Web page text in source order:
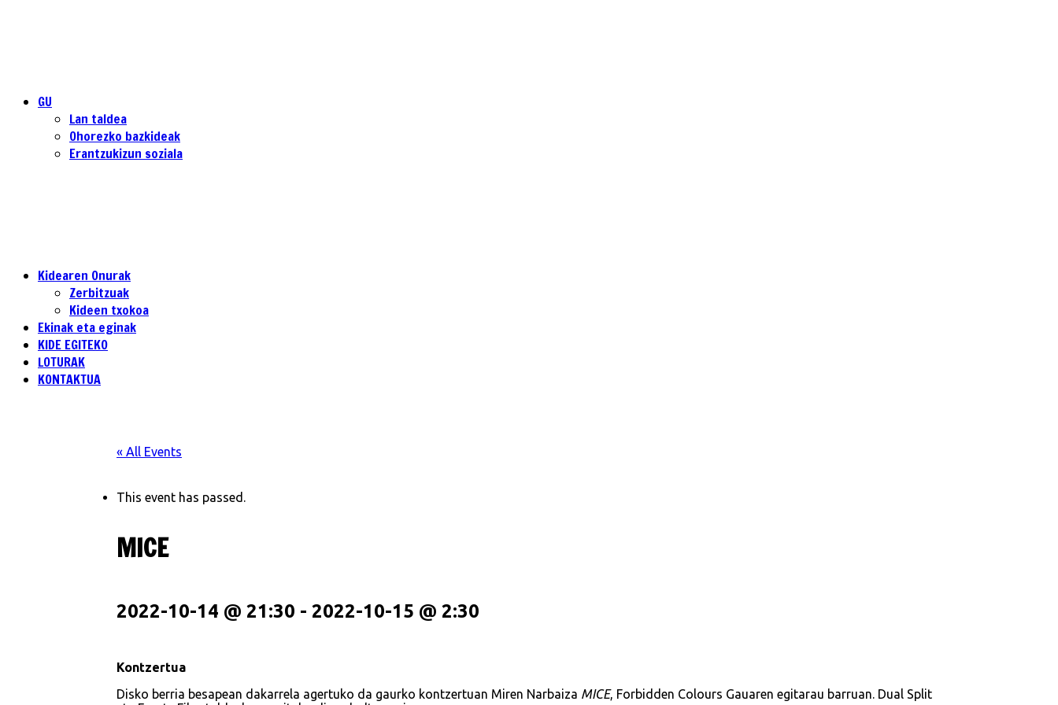
GU
Lan taldea
Ohorezko bazkideak
Erantzukizun soziala
Kidearen Onurak
Zerbitzuak
Kideen txokoa
Ekinak eta eginak
KIDE EGITEKO
LOTURAK
KONTAKTUA
« All Events
This event has passed.
MICE
2022-10-14 @ 21:30 - 2022-10-15 @ 2:30
Kontzertua
Disko berria besapean dakarrela agertuko da gaurko kontzertuan Miren Narbaiza MICE, Forbidden Colours Gauaren egitarau barruan. Dual Split